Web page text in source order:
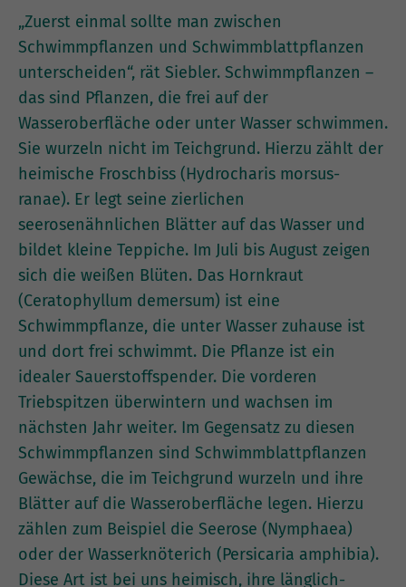
„Zuerst einmal sollte man zwischen
Schwimmpflanzen und Schwimmblattpflanzen
unterscheiden“, rät Siebler. Schwimmpflanzen –
das sind Pflanzen, die frei auf der
Wasseroberfläche oder unter Wasser schwimmen.
Sie wurzeln nicht im Teichgrund. Hierzu zählt der
heimische Froschbiss (Hydrocharis morsus-
ranae). Er legt seine zierlichen
seerosenähnlichen Blätter auf das Wasser und
bildet kleine Teppiche. Im Juli bis August zeigen
sich die weißen Blüten. Das Hornkraut
(Ceratophyllum demersum) ist eine
Schwimmpflanze, die unter Wasser zuhause ist
und dort frei schwimmt. Die Pflanze ist ein
idealer Sauerstoffspender. Die vorderen
Triebspitzen überwintern und wachsen im
nächsten Jahr weiter. Im Gegensatz zu diesen
Schwimmpflanzen sind Schwimmblattpflanzen
Gewächse, die im Teichgrund wurzeln und ihre
Blätter auf die Wasseroberfläche legen. Hierzu
zählen zum Beispiel die Seerose (Nymphaea)
oder der Wasserknöterich (Persicaria amphibia).
Diese Art ist bei uns heimisch, ihre länglich-